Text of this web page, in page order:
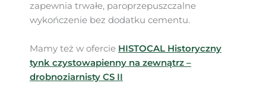
zapewnia trwałe, paroprzepuszczalne
wykończenie bez dodatku cementu.
Mamy też w ofercie HISTOCAL Historyczny
tynk czystowapienny na zewnątrz –
drobnoziarnisty CS II